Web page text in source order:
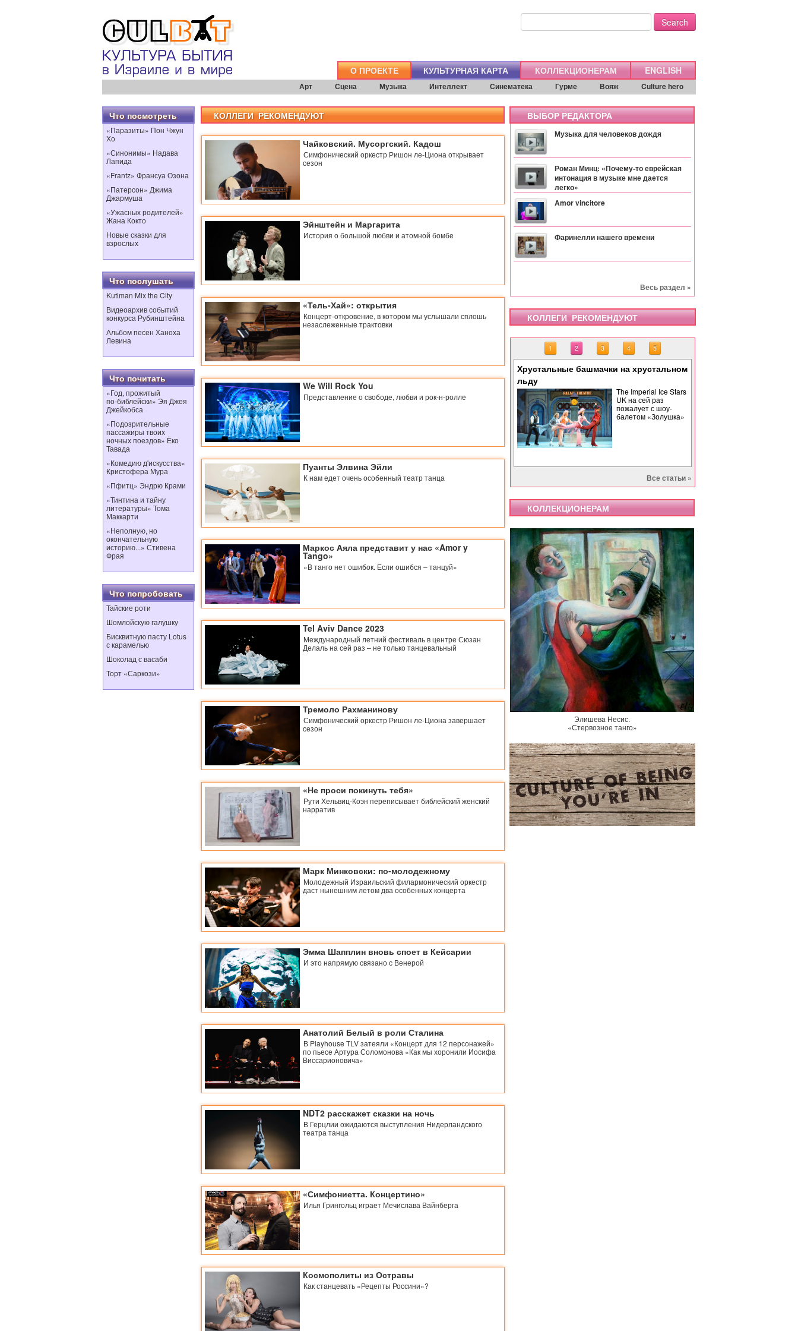
Search
О ПРОЕКТЕ КУЛЬТУРНАЯ КАРТА КОЛЛЕКЦИОНЕРАМ ENGLISH
Арт Сцена Музыка Интеллект Синематека Гурме Вояж Culture hero
Что посмотреть
«Паразиты» Пон Чжун
Хо
«Синонимы» Надава
Лапида
«Frantz» Франсуа Озона
«Патерсон» Джима
Джармуша
«Ужасных родителей»
Жана Кокто
Новые сказки для
взрослых
Что послушать
Kutiman Mix the City
Видеоархив событий
конкурса Рубинштейна
Альбом песен Ханоха
Левина
Что почитать
«Год, прожитый
по‑библейски» Эя Джея
Джейкобса
«Подозрительные
пассажиры твоих
ночных поездов» Ёко
Тавада
«Комедию д'искусства»
Кристофера Мура
«Пфитц» Эндрю Крами
«Тинтина и тайну
литературы» Тома
Маккарти
«Неполную, но
окончательную
историю...» Стивена
Фрая
Что попробовать
Тайские роти
Шомлойскую галушку
Бисквитную пасту Lotus
с карамелью
Шоколад с васаби
Торт «Саркози»
КОЛЛЕГИ РЕКОМЕНДУЮТ
Чайковский. Мусоргский. Кадош
Симфонический оркестр Ришон ле-Циона открывает
сезон
Эйнштейн и Маргарита
История о большой любви и атомной бомбе
«Тель-Хай»: открытия
Концерт-откровение, в котором мы услышали сплошь
незаслеженные трактовки
We Will Rock You
Представление о свободе, любви и рок-н-ролле
Пуанты Элвина Эйли
К нам едет очень особенный театр танца
Маркос Аяла представит у нас «Amor y
Tango»
«В танго нет ошибок. Если ошибся – танцуй»
Tel Aviv Dance 2023
Международный летний фестиваль в центре Сюзан
Делаль на сей раз – не только танцевальный
Тремоло Рахманинову
Симфонический оркестр Ришон ле-Циона завершает
сезон
«Не проси покинуть тебя»
Рути Хельвиц-Коэн переписывает библейский женский
нарратив
Марк Минковски: по-молодежному
Молодежный Израильский филармонический оркестр
даст нынешним летом два особенных концерта
Эмма Шапплин вновь споет в Кейсарии
И это напрямую связано с Венерой
Анатолий Белый в роли Сталина
В Playhouse TLV затеяли «Концерт для 12 персонажей»
по пьесе Артура Соломонова «Как мы хоронили Иосифа
Виссарионовича»
NDT2 расскажет сказки на ночь
В Герцлии ожидаются выступления Нидерландского
театра танца
«Симфониетта. Концертино»
Илья Грингольц играет Мечислава Вайнберга
Космополиты из Остравы
Как станцевать «Рецепты Россини»?
ВЫБОР РЕДАКТОРА
Музыка для человеков дождя
Роман Минц: «Почему-то еврейская
интонация в музыке мне дается
легко»
Amor vincitore
Фаринелли нашего времени
Весь раздел »
КОЛЛЕГИ РЕКОМЕНДУЮТ
1 2 3 4 5
Хрустальные башмачки на хрустальном
льду
The Imperial Ice Stars
UK на сей раз
пожалует с шоу-
балетом «Золушка»
Все статьи »
КОЛЛЕКЦИОНЕРАМ
Элишева Несис.
«Стервозное танго»